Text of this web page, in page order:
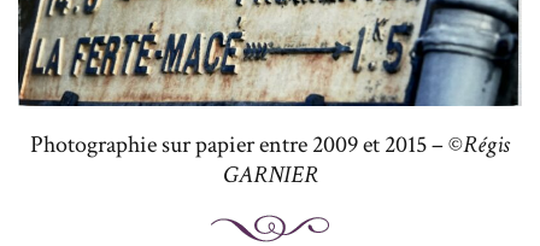
Photographie sur papier entre 2009 et 2015 – ©Régis
GARNIER